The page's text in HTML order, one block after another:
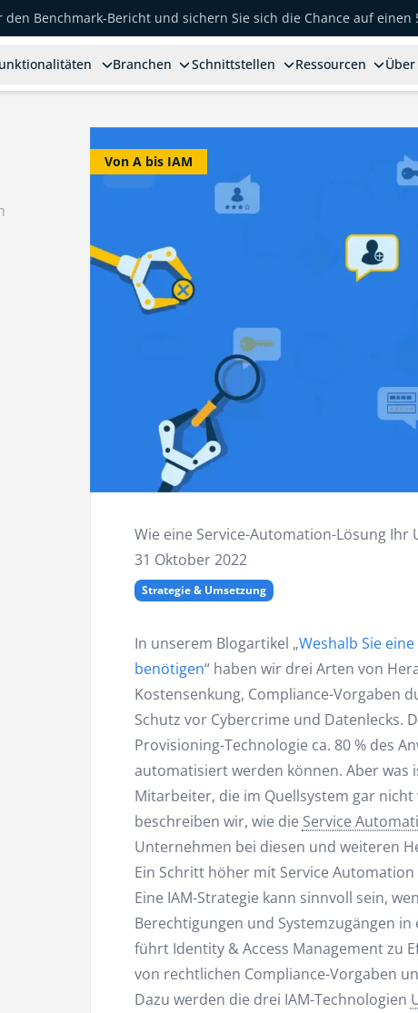
Benchmark-Bericht und sichern Sie sich die Chance auf einen
Branchen Schnittstellen Ressourcen
Von A bis IAM
Wie eine Service-Automation-Lösung
31 Oktober 2022
Strategie & Umsetzung
In unserem Blogartikel „Weshalb Sie
benötigen“ haben wir drei Arten von
Kostensenkung, Compliance-Vorgaben
Schutz vor Cybercrime und Datenlecks.
Provisioning-Technologie ca. 80 % des
automatisiert werden können. Aber was
Mitarbeiter, die im Quellsystem gar
beschreiben wir, wie die Service
Unternehmen bei diesen und weiteren
Ein Schritt höher mit Service Automation
Eine IAM-Strategie kann sinnvoll sein,
Berechtigungen und Systemzugängen
führt Identity & Access Management zu
von rechtlichen Compliance-Vorgaben
Dazu werden die drei IAM-Technologien